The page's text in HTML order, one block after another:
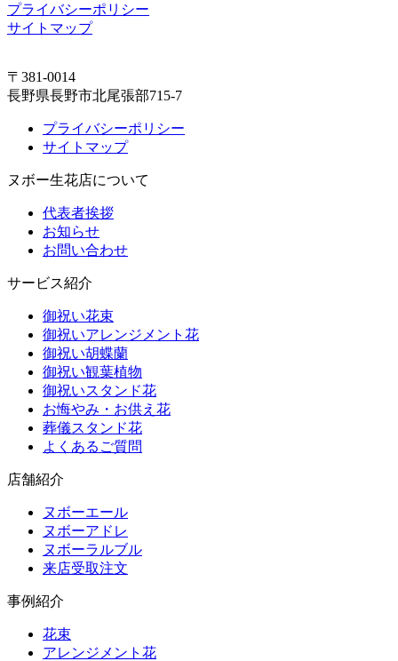
プライバシーポリシー
サイトマップ
〒381-0014
長野県長野市北尾張部715-7
プライバシーポリシー
サイトマップ
ヌボー生花店について
代表者挨拶
お知らせ
お問い合わせ
サービス紹介
御祝い花束
御祝いアレンジメント花
御祝い胡蝶蘭
御祝い観葉植物
御祝いスタンド花
お悔やみ・お供え花
葬儀スタンド花
よくあるご質問
店舗紹介
ヌボーエール
ヌボーアドレ
ヌボーラルブル
来店受取注文
事例紹介
花束
アレンジメント花